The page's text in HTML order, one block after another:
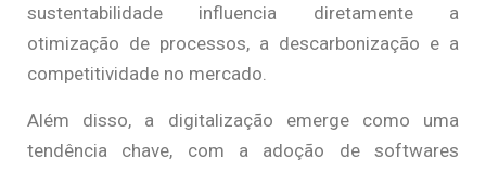
sustentabilidade influencia diretamente a
otimização de processos, a descarbonização e a
competitividade no mercado.
Além disso, a digitalização emerge como uma
tendência chave, com a adoção de softwares